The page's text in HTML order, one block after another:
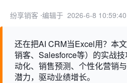
纷享销客 ⋅编辑于 2026-6-8 10:59:40
还在把AI CRM当Excel用？本
销客、Salesforce等）的实战
动化、销售预测、个性化营销
潜力，驱动业绩增长。